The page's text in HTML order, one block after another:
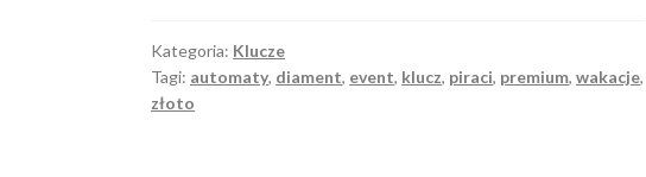
Wakacyjnych
+
2
Kategoria: Klucze
Tagi: automaty, diament, event, klucz, piraci, premium,wakacje,
złoto